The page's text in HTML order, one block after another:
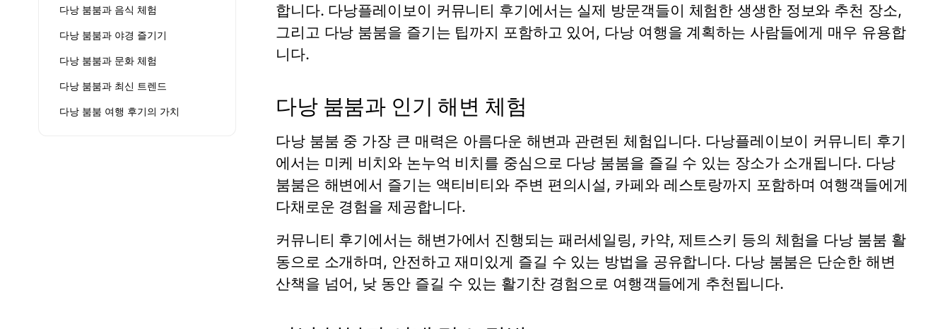
다낭 붐붐과 음식 체험
다낭 붐붐과 야경 즐기기
다낭 붐붐과 문화 체험
다낭 붐붐과 최신 트렌드
다낭 붐붐 여행 후기의 가치
합니다. 다낭플레이보이 커뮤니티 후기에서는 실제 방문객들이 체험한 생생한 정보와 추천 장소,
그리고 다낭 붐붐을 즐기는 팁까지 포함하고 있어, 다낭 여행을 계획하는 사람들에게 매우 유용합
니다.
다낭 붐붐과 인기 해변 체험
다낭 붐붐 중 가장 큰 매력은 아름다운 해변과 관련된 체험입니다. 다낭플레이보이 커뮤니티 후기
에서는 미케 비치와 논누억 비치를 중심으로 다낭 붐붐을 즐길 수 있는 장소가 소개됩니다. 다낭
붐붐은 해변에서 즐기는 액티비티와 주변 편의시설, 카페와 레스토랑까지 포함하며 여행객들에게
다채로운 경험을 제공합니다.
커뮤니티 후기에서는 해변가에서 진행되는 패러세일링, 카약, 제트스키 등의 체험을 다낭 붐붐 활
동으로 소개하며, 안전하고 재미있게 즐길 수 있는 방법을 공유합니다. 다낭 붐붐은 단순한 해변
산책을 넘어, 낮 동안 즐길 수 있는 활기찬 경험으로 여행객들에게 추천됩니다.